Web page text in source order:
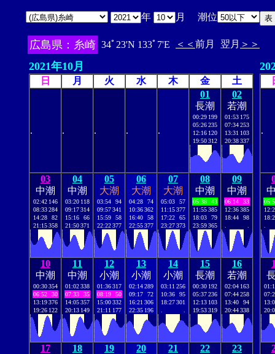
年 月 潮位
広島県：糸崎 34ﾟ23'N 133ﾟ7'E ＜＜ 前月 翌月 ＞＞
2021年10月
日 月 火 水 木 金 土
. . . . .
01
長潮
00:29 199
05:26235
12:16 120
19:50312
02
若潮
01:53 175
07:34253
13:31 103
20:38337
03
中潮
02:42 146
08:33284
14:28
82
21:15358
04
中潮
03:20 118
09:17314
15:16
66
21:50371
05
大潮
03:54
94
09:57341
15:59
58
22:22377
06
大潮
04:28
74
10:36362
16:40
58
22:55377
07
大潮
05:03
57
11:15377
17:22
65
23:27373
08
中潮
05:38
43
11:55385
18:03
79
23:59365
09
中潮
06:14
33
12:36385
18:44
98
10
中潮
00:30354
06:52
30
13:19376
19:26 122
11
中潮
01:02338
07:33
35
14:05357
20:13 149
12
小潮
01:36317
08:19
50
15:00332
21:11 177
13
小潮
02:14289
09:17
72
16:21 306
22:35 196
14
小潮
03:11 256
10:36
95
18:27301
15
長潮
00:30 192
05:37236
12:13 103
19:53319
16
若潮
02:04 163
07:44258
13:40
94
20:44338
17
18
19
20
21
22
23
.